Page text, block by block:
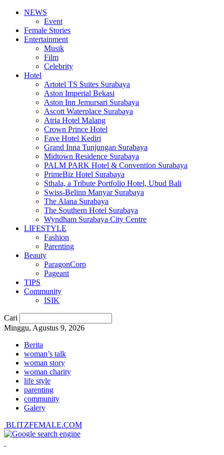
NEWS
Event
Female Stories
Entertainment
Musik
Film
Celebrity
Hotel
Artotel TS Suites Surabaya
Aston Imperial Bekasi
Aston Inn Jemursari Surabaya
Ascott Waterplace Surabaya
Atria Hotel Malang
Crown Prince Hotel
Fave Hotel Kediri
Grand Inna Tunjungan Surabaya
Midtown Residence Surabaya
PALM PARK Hotel & Convention Surabaya
PrimeBiz Hotel Surabaya
Sthala, a Tribute Portfolio Hotel, Ubud Bali
Swiss-Belinn Manyar Surabaya
The Alana Surabaya
The Southern Hotel Surabaya
Wyndham Surabaya City Centre
LIFESTYLE
Fashion
Parenting
Beauty
ParagonCorp
Pageant
TIPS
Community
ISIK
Cari
Minggu, Agustus 9, 2026
Berita
woman’s talk
woman story
woman charity
life style
parenting
community
Galery
BLITZFEMALE.COM